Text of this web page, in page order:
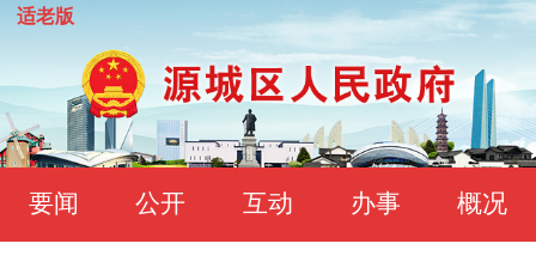
适老版
要闻 公开 互动 办事 概况